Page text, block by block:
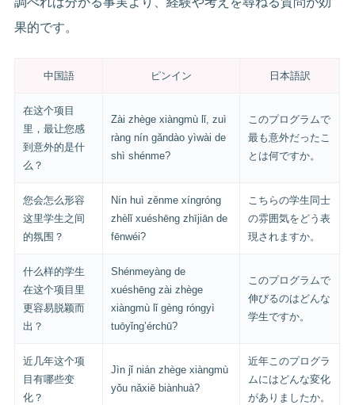
果的です。
中国語 ピンイン 日本語訳
在这个项目
里，最让您感
到意外的是什
么？
Zài zhège xiàngmù lǐ, zuì
ràng nín gǎndào yìwài de
shì shénme?
このプログラムで
最も意外だったこ
とは何ですか。
您会怎么形容
这里学生之间
的氛围？
Nín huì zěnme xíngróng
zhèlǐ xuéshēng zhījiān de
fēnwéi?
こちらの学生同士
の雰囲気をどう表
現されますか。
什么样的学生
在这个项目里
更容易脱颖而
出？
Shénmeyàng de
xuéshēng zài zhège
xiàngmù lǐ gèng róngyì
tuōyǐng’érchū?
このプログラムで
伸びるのはどんな
学生ですか。
近几年这个项
目有哪些变
化？
Jìn jǐ nián zhège xiàngmù
yǒu nǎxiē biànhuà?
近年このプログラ
ムにはどんな変化
がありましたか。